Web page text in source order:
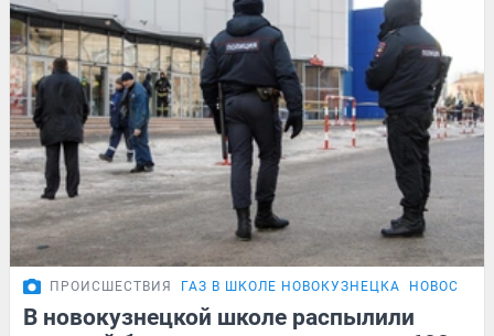
ПРОИСШЕСТВИЯ ГАЗ В ШКОЛЕ НОВОКУЗНЕЦКА НОВОСТИ
В новокузнецкой школе распылили